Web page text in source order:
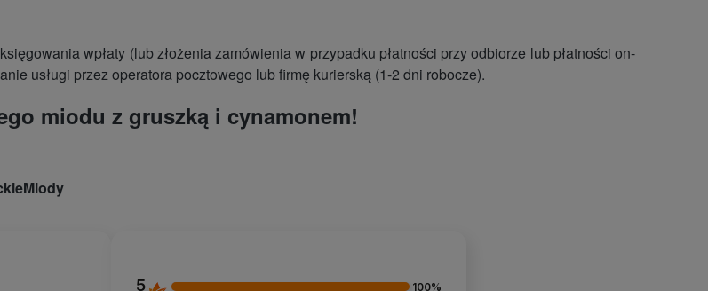
wpłaty (lub złożenia zamówienia w przypadku płatności przy odbiorze lub płatności on-
usługi przez operatora pocztowego lub firmę kurierską (1-2 dni robocze).
miodu z gruszką i cynamonem!
5 100%